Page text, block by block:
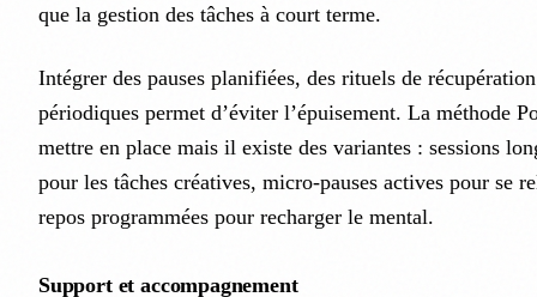
que la gestion des tâches à court terme.
Intégrer des pauses planifiées, des rituels de
périodiques permet d’éviter l’épuisement. La méthode
mettre en place mais il existe des variantes : sessions
pour les tâches créatives, micro-pauses actives pour se
repos programmées pour recharger le mental.
Support et accompagnement